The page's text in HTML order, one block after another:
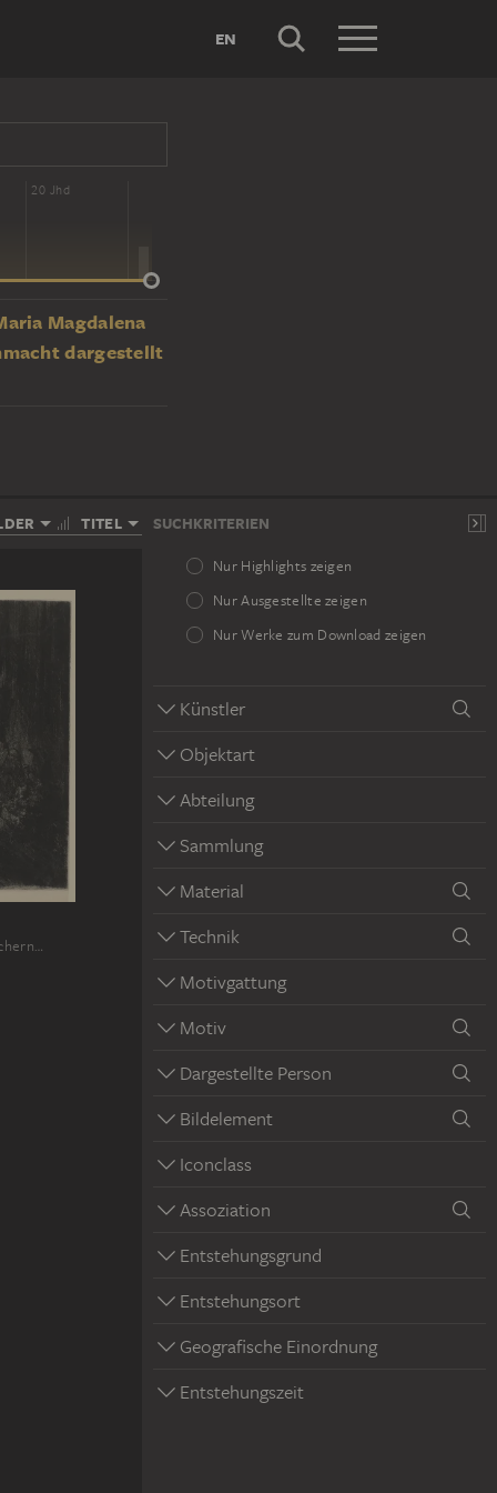
EN
20 Jhd
Magdalena
dargestellt
TITEL SUCHKRITERIEN
Nur Highlights zeigen
Nur Ausgestellte zeigen
Nur Werke zum Download zeigen
Künstler
Objektart
Abteilung
Sammlung
Material
Technik
Motivgattung
Motiv
Dargestellte Person
Bildelement
Iconclass
Assoziation
Entstehungsgrund
Entstehungsort
Geografische Einordnung
Entstehungszeit